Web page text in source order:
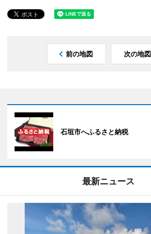
前の地図 次の地図
石垣市へふるさと納税
最新ニュース